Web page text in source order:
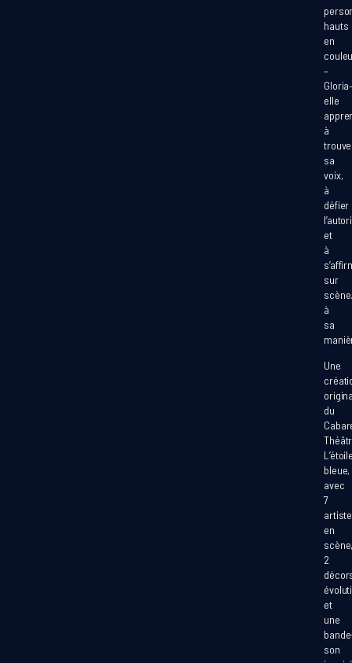
hauts
en
–
elle
à
sa
voix,
à
défier
et
à
sur
à
sa
Une
du
bleue,
avec
7
en
scène
2
et
une
son